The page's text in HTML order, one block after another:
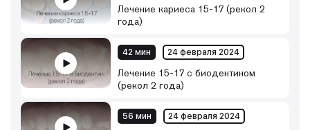
Лечение кариеса 15-17 (рекол 2
года)
42 мин 24 февраля 2024
Лечение 15-17 с биодентином
(рекол 2 года)
56 мин 24 февраля 2024